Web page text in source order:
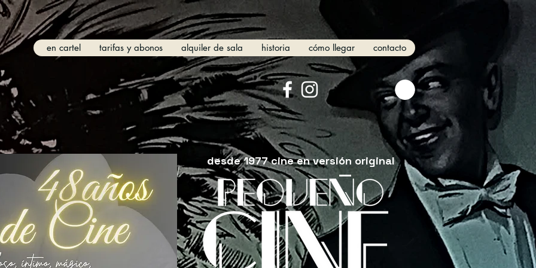
en cartel tarifas y abonos alquiler de sala historia cómo llegar contacto
desde 1977 cine en versión original